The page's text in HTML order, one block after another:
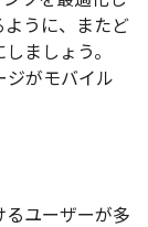
うに、またど
ましょう。
ジがモバイル
ユーザーが多